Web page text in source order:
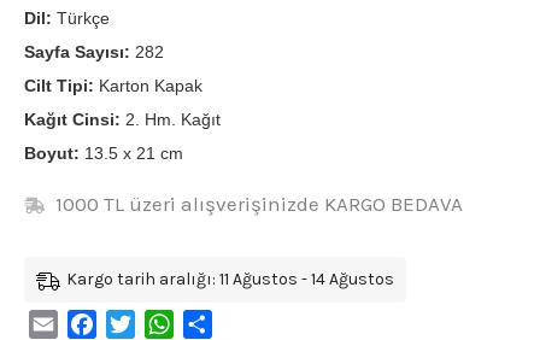
Dil: Türkçe
Sayfa Sayısı: 282
Cilt Tipi: Karton Kapak
Kağıt Cinsi: 2. Hm. Kağıt
Boyut: 13.5 x 21 cm
1000 TL üzeri alışverişinizde KARGO BEDAVA
Kargo tarih aralığı: 11 Ağustos - 14 Ağustos
Email FacebookTwitterWhatsApp